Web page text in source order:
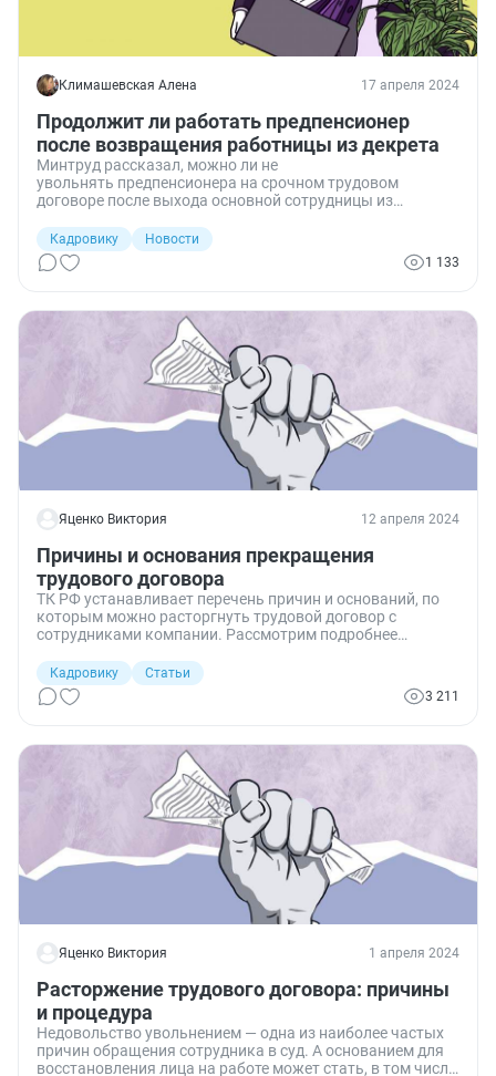
Климашевская Алена 17 апреля 2024
Продолжит ли работать предпенсионер
после возвращения работницы из декрета
Минтруд рассказал, можно ли не
увольнять предпенсионера на срочном трудовом
договоре после выхода основной сотрудницы из
Кадровику
Новости
1 133
Яценко Виктория 12 апреля 2024
Причины и основания прекращения
трудового договора
ТК РФ устанавливает перечень причин и оснований, по
которым можно расторгнуть трудовой договор с
сотрудниками компании. Рассмотрим подробнее
прекращения трудовых отношений, разберем, в чем
разница между этими понятиями.
Кадровику
Статьи
3 211
Яценко Виктория 1 апреля 2024
Расторжение трудового договора: причины
и процедура
Недовольство увольнением — одна из наиболее частых
причин обращения сотрудника в суд. А основанием для
восстановления лица на работе может стать, в том числе,